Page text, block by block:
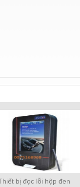
bị đọc lỗi hộp đen